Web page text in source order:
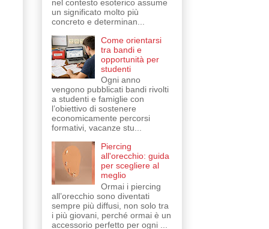
nel contesto esoterico assume
un significato molto più
concreto e determinan...
Come orientarsi
tra bandi e
opportunità per
studenti
Ogni anno
vengono pubblicati bandi rivolti
a studenti e famiglie con
l’obiettivo di sostenere
economicamente percorsi
formativi, vacanze stu...
Piercing
all'orecchio: guida
per scegliere al
meglio
Ormai i piercing
all’orecchio sono diventati
sempre più diffusi, non solo tra
i più giovani, perché ormai è un
accessorio perfetto per ogni ...